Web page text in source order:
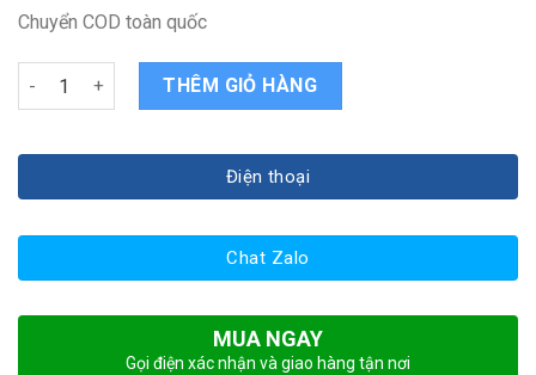
Chuyển COD toàn quốc
Sạc laptop Dell latitude 3150 quantity
THÊM GIỎ HÀNG
Điện thoại
Chat Zalo
MUA NGAY
Gọi điện xác nhận và giao hàng tận nơi